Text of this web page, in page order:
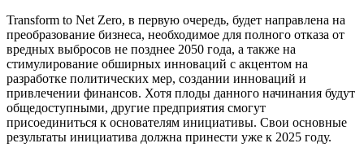
Transform to Net Zero, в первую очередь, будет направлена на
преобразование бизнеса, необходимое для полного отказа от
вредных выбросов не позднее 2050 года, а также на
стимулирование обширных инноваций с акцентом на
разработке политических мер, создании инноваций и
привлечении финансов. Хотя плоды данного начинания будут
общедоступными, другие предприятия смогут
присоединиться к основателям инициативы. Свои основные
результаты инициатива должна принести уже к 2025 году.